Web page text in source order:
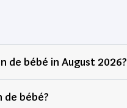
de bébé in August 2026?
bébé?